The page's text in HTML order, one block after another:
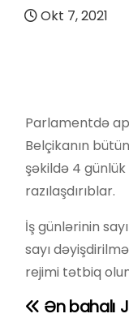
Okt 7, 2021
Parlamentdə
Belçikanın
şəkildə 4
razılaşdırıblar.
İş günlərinin
sayı
rejimi tətbiq
Ən bahalı